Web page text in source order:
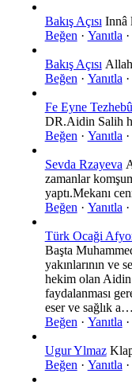
Bakış Açısı Innâ
Beğen · Yanıtla ·
Bakış Açısı
Beğen · Yanıtla ·
Fe Eyne
DR.Aidin Salih
Beğen · Yanıtla ·
Sevda Rzayeva
zamanlar
yaptı.Mekanı
Beğen · Yanıtla ·
Türk Ocaği
Başta
yakınlarının ve
hekim olan Aidin
faydalanması
eser ve sağlık a…
Beğen · Yanıtla ·
Ugur Ylmaz
Beğen · Yanıtla ·